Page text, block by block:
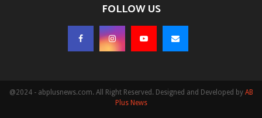
FOLLOW US
@2024 - abplusnews.com. All Right Reserved. Designed and Developed by AB
Plus News